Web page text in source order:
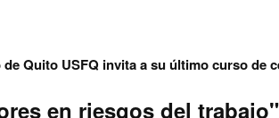
Quito USFQ invita a su último curso de
en riesgos del trabajo"